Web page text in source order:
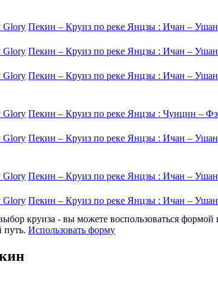
Glory Пекин – Круиз по реке Янцзы : Ичан –
Glory Пекин – Круиз по реке Янцзы : Ичан –
Glory Пекин – Круиз по реке Янцзы : Ичан –
Glory Пекин – Круиз по реке Янцзы : Чунцин –
Glory Пекин – Круиз по реке Янцзы : Ичан –
Glory Пекин – Круиз по реке Янцзы : Ичан –
Glory Пекин – Круиз по реке Янцзы : Ичан –
круиза - вы можете воспользоваться
путь. Использовать форму